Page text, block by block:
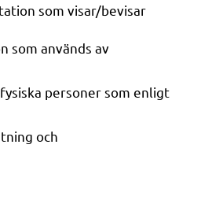
som visar/bevisar
som används av
personer som enligt
och